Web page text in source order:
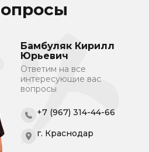
Бамбуляк Кирилл
Юрьевич
Ответим на все
интересующие вас
вопросы
+7 (967) 314-44-66
г. Краснодар